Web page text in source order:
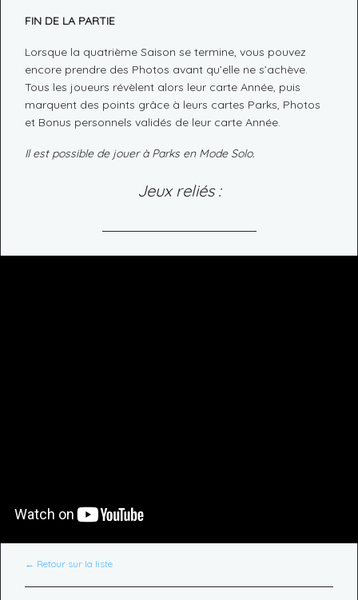
FIN DE LA PARTIE
Lorsque la quatrième Saison se termine, vous pouvez
encore prendre des Photos avant qu’elle ne s’achève.
Tous les joueurs révèlent alors leur carte Année, puis
marquent des points grâce à leurs cartes Parks, Photos
et Bonus personnels validés de leur carte Année.
Il est possible de jouer à Parks en Mode Solo.
Jeux reliés :
← Retour sur la liste